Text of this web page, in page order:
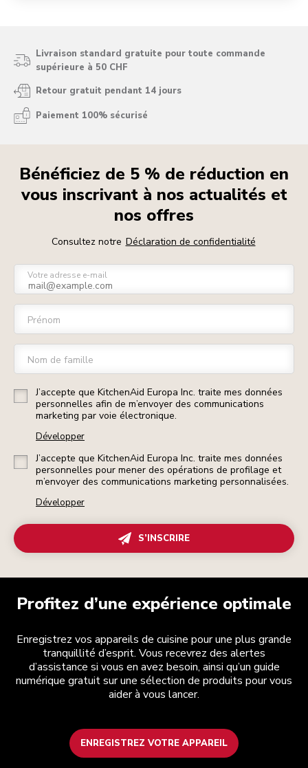
Livraison standard gratuite pour toute commande
supérieure à 50 CHF
Retour gratuit pendant 14 jours
Paiement 100% sécurisé
Bénéficiez de 5 % de réduction en
vous inscrivant à nos actualités et
nos offres
Consultez notre Déclaration de confidentialité
Votre adresse e-mail
Prénom
Nom de famille
J’accepte que KitchenAid Europa Inc. traite mes données
personnelles afin de m’envoyer des communications
marketing par voie électronique.
Développer
J’accepte que KitchenAid Europa Inc. traite mes données
personnelles pour mener des opérations de profilage et
m’envoyer des communications marketing personnalisées.
Développer
S’INSCRIRE
Profitez d’une expérience optimale
Enregistrez vos appareils de cuisine pour une plus grande
tranquillité d’esprit. Vous recevrez des alertes
d’assistance si vous en avez besoin, ainsi qu’un guide
numérique gratuit sur une sélection de produits pour vous
aider à vous lancer.
ENREGISTREZ VOTRE APPAREIL